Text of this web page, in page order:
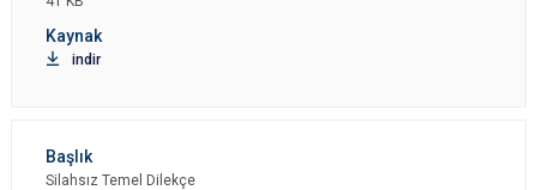
indir
Silahsız Temel Dilekçe